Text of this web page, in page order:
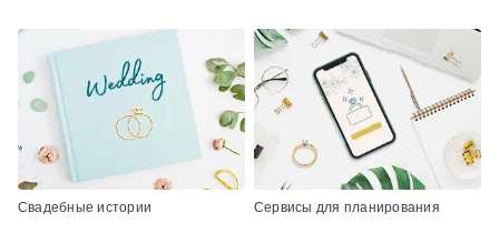
Свадебные истории Сервисы для планирования